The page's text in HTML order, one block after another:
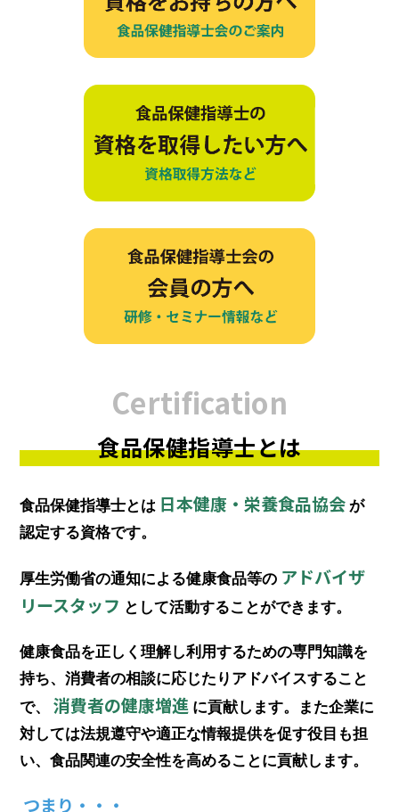
Certification
食品保健指導士とは
食品保健指導士とは 日本健康・栄養食品協会が
認定する資格です。
厚生労働省の通知による健康食品等の アドバイザ
リースタッフ として活動することができます。
健康食品を正しく理解し利用するための専門知識を
持ち、消費者の相談に応じたりアドバイスすること
で、
消費者の健康増進 に貢献します。 また企業に
対しては法規遵守や適正な情報提供を促す役目も担
い、食品関連の安全性を高めることに貢献します。
つまり・・・